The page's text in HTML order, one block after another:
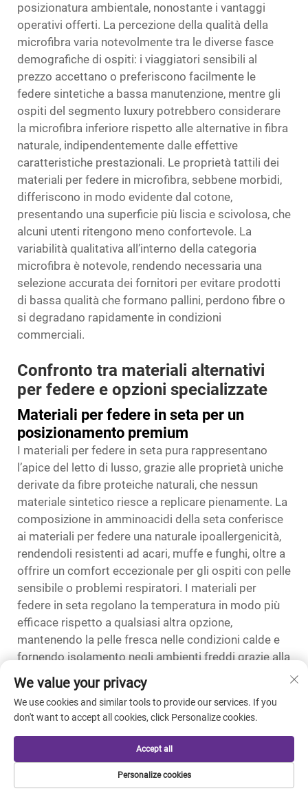
posizionatura ambientale, nonostante i vantaggi
operativi offerti. La percezione della qualità della
microfibra varia notevolmente tra le diverse fasce
demografiche di ospiti: i viaggiatori sensibili al
prezzo accettano o preferiscono facilmente le
federe sintetiche a bassa manutenzione, mentre gli
ospiti del segmento luxury potrebbero considerare
la microfibra inferiore rispetto alle alternative in fibra
naturale, indipendentemente dalle effettive
caratteristiche prestazionali. Le proprietà tattili dei
materiali per federe in microfibra, sebbene morbidi,
differiscono in modo evidente dal cotone,
presentando una superficie più liscia e scivolosa, che
alcuni utenti ritengono meno confortevole. La
variabilità qualitativa all’interno della categoria
microfibra è notevole, rendendo necessaria una
selezione accurata dei fornitori per evitare prodotti
di bassa qualità che formano pallini, perdono fibre o
si degradano rapidamente in condizioni
commerciali.
Confronto tra materiali alternativi
per federe e opzioni specializzate
Materiali per federe in seta per un
posizionamento premium
I materiali per federe in seta pura rappresentano
l’apice del letto di lusso, grazie alle proprietà uniche
derivate da fibre proteiche naturali, che nessun
materiale sintetico riesce a replicare pienamente. La
composizione in amminoacidi della seta conferisce
ai materiali per federe una naturale ipoallergenicità,
rendendoli resistenti ad acari, muffe e funghi, oltre a
offrire un comfort eccezionale per gli ospiti con pelle
sensibile o problemi respiratori. I materiali per
federe in seta regolano la temperatura in modo più
efficace rispetto a qualsiasi altra opzione,
mantenendo la pelle fresca nelle condizioni calde e
fornendo isolamento negli ambienti freddi grazie alla
struttura delle fibre, che intrappolano l’aria mentre
allontanano l’umidità dalla superficie cutanea. La
superficie liscia della seta riduce l’attrito che può
danneggiare capelli e pelle durante il sonno, offrendo
benefici cosmetici tangibili che attraggono i
viaggiatori attenti alla bellezza e giustificano un
posizionamento premium nei mercati luxury.
We value your privacy
We use cookies and similar tools to provide our services. If you
don't want to accept all cookies, click Personalize cookies.
Personalize cookies
Accept all